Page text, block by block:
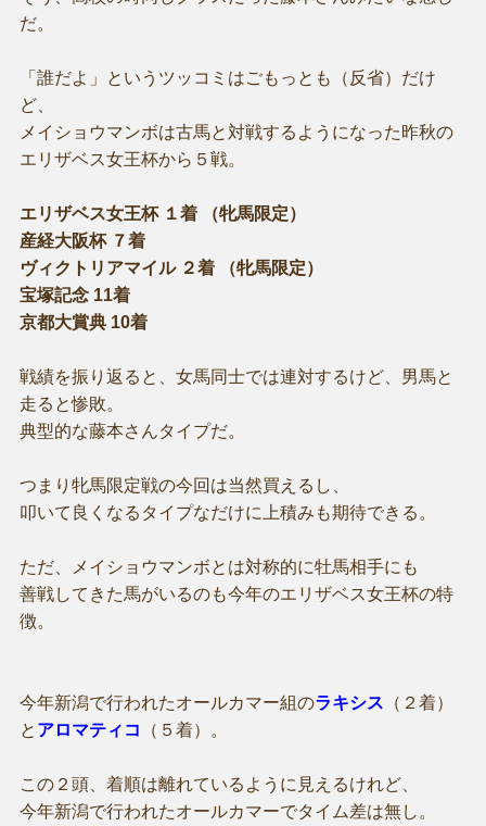
だ。
「誰だよ」というツッコミはごもっとも（反省）だけ
ど、
メイショウマンボは古馬と対戦するようになった昨秋の
エリザベス女王杯から５戦。
エリザベス女王杯 １着 （牝馬限定）
産経大阪杯 ７着
ヴィクトリアマイル ２着 （牝馬限定）
宝塚記念 11着
京都大賞典 10着
戦績を振り返ると、女馬同士では連対するけど、男馬と
走ると惨敗。
典型的な藤本さんタイプだ。
つまり牝馬限定戦の今回は当然買えるし、
叩いて良くなるタイプなだけに上積みも期待できる。
ただ、メイショウマンボとは対称的に牡馬相手にも
善戦してきた馬がいるのも今年のエリザベス女王杯の特
徴。
今年新潟で行われたオールカマー組のラキシス （２着）
と アロマティコ （５着）。
この２頭、着順は離れているように見えるけれど、
今年新潟で行われたオールカマーでタイム差は無し。